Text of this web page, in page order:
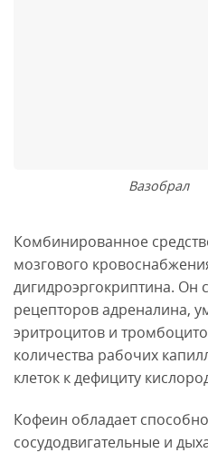
Вазобрал
Комбинированное
мозгового
дигидроэргокриптина. Он
рецепторов адреналина,
эритроцитов и
количества рабочих
клеток к дефициту
Кофеин обладает
сосудодвигательные и